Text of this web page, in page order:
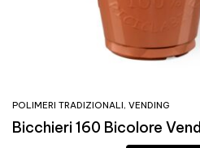
POLIMERI TRADIZIONALI, VENDING
Bicchieri 160 Bicolore